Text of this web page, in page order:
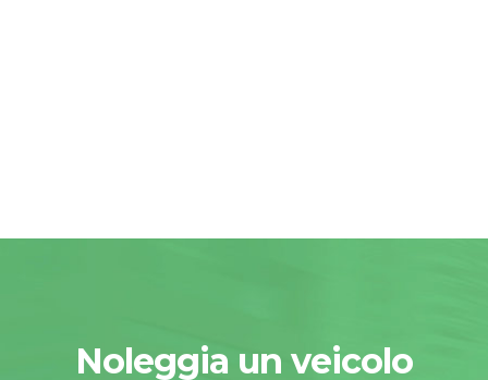
Noleggia un veicolo